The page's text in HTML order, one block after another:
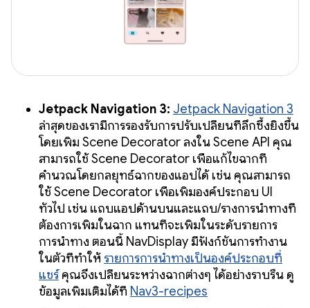
Jetpack Navigation 3: Jetpack Navigation 3
ล่าสุดของเรามีการรองรับการปรับเปลี่ยนที่ลึกซึ้งยิ่งขึ้น
โดยเพิ่ม Scene Decorator ลงใน Scene API คุณ
สามารถใช้ Scene Decorator เพื่อแก้ไขฉากที่
คำนวณโดยกลยุทธ์ฉากของแอปได้ เช่น คุณสามารถ
ใช้ Scene Decorator เพื่อเพิ่มองค์ประกอบ UI
ทั่วไป เช่น แถบแอปด้านบนและแถบ/รางการนำทางที่
ต้องการเพิ่มในฉาก แทนที่จะเพิ่มในระดับรายการ
การนำทาง ตอนนี้ NavDisplay มีฟังก์ชันการทำงาน
ในตัวที่ทำให้ รายการการนำทางเป็นองค์ประกอบที่
แชร์คุณจึงเปลี่ยนระหว่างฉากต่างๆ ได้อย่างราบรื่น ดู
ข้อมูลเพิ่มเติมได้ที่ Nav3-recipes